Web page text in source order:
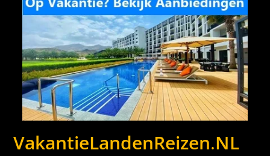
VakantieLandenReizen.NL